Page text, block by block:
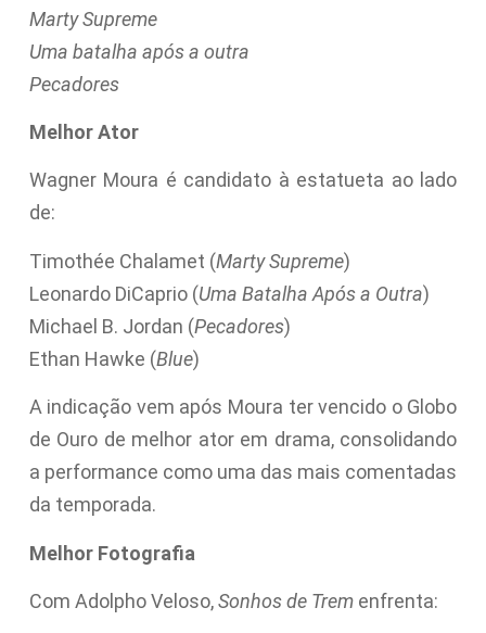
Marty Supreme
Uma batalha após a outra
Pecadores
Melhor Ator
Wagner Moura é candidato à estatueta ao lado
de:
Timothée Chalamet (Marty Supreme)
Leonardo DiCaprio (Uma Batalha Após a Outra)
Michael B. Jordan (Pecadores)
Ethan Hawke (Blue)
A indicação vem após Moura ter vencido o Globo
de Ouro de melhor ator em drama, consolidando
a performance como uma das mais comentadas
da temporada.
Melhor Fotografia
Com Adolpho Veloso,Sonhos de Tremenfrenta: